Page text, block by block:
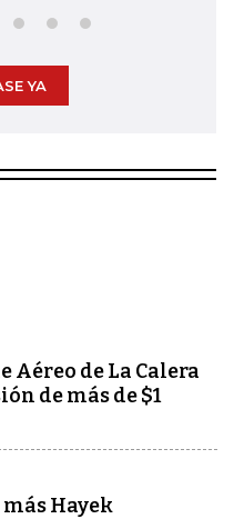
YA
Aéreo de La Calera
de más de $1
Hayek